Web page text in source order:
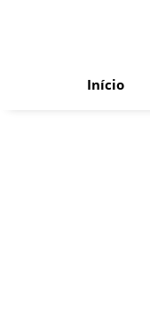
Início